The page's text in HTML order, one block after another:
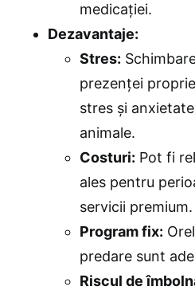
medicației.
Dezavantaje:
Stres:
prezenței
stres și
animale.
Costuri: Pot fi
ales pentru
servicii premium.
Program fix:
predare sunt
Riscul de